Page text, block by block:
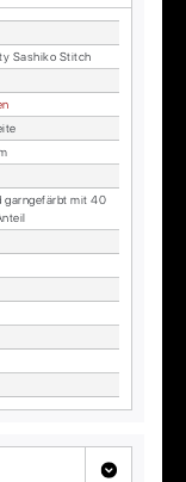
Sa­shi­ko Stitch
garn­ge­färbt mit 40